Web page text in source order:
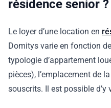
résidence senior ?
Le loyer d’une location en
Domitys varie en fonction
typologie d’appartement
pièces), l’emplacement de
souscrits. Il est possible d’y